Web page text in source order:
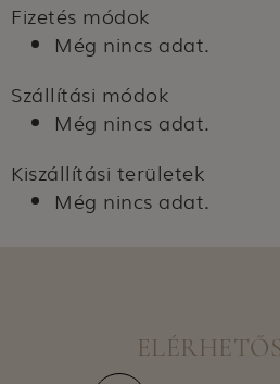
Fizetés módok
Még nincs adat.
Szállítási módok
Még nincs adat.
Kiszállítási területek
Még nincs adat.